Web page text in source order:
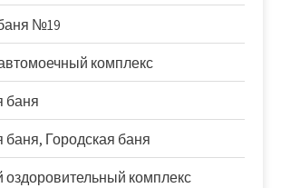
№19
комплекс
баня
баня, Городская баня
оздоровительный комплекс